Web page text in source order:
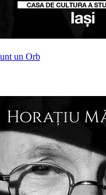
un Orb